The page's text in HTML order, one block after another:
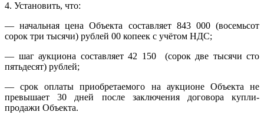
4. Установить, что:
— начальная цена Объекта составляет 843 000 (восемьсот
сорок три тысячи) рублей 00 копеек с учётом НДС;
— шаг аукциона составляет 42 150 (сорок две тысячи сто
пятьдесят) рублей;
— срок оплаты приобретаемого на аукционе Объекта не
превышает 30 дней после заключения договора купли-
продажи Объекта.